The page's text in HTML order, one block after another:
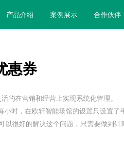
产品介绍 案例展示 合作伙伴
惠券
的在营销和经营上实现系统化管理。
时，在欧轩智能场馆的设置只设置了
很好的解决这个问题，只需要做到针